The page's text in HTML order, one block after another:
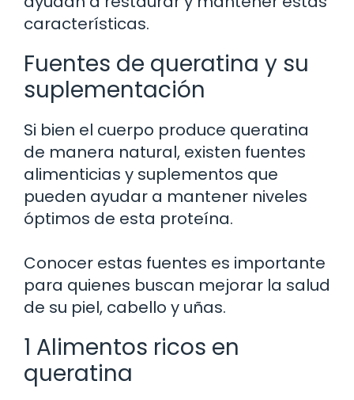
características.
Fuentes de queratina y su
suplementación
Si bien el cuerpo produce queratina
de manera natural, existen fuentes
alimenticias y suplementos que
pueden ayudar a mantener niveles
óptimos de esta proteína.
Conocer estas fuentes es importante
para quienes buscan mejorar la salud
de su piel, cabello y uñas.
1 Alimentos ricos en
queratina